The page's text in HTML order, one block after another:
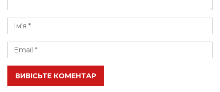
ВИВІСЬТЕ КОМЕНТАР